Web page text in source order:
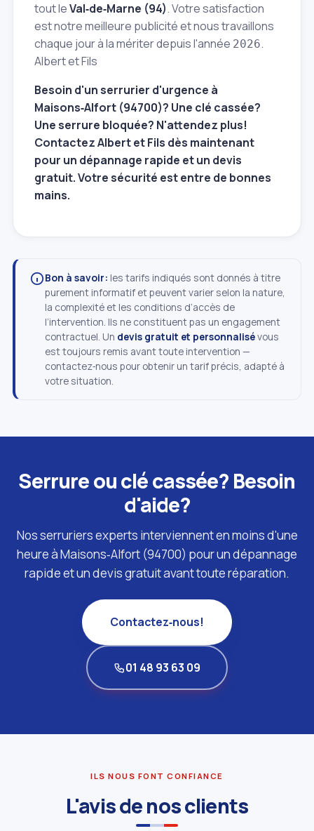
tout leVal‑de‑Marne (94). Votre satisfaction
est notre meilleure publicité et nous travaillons
chaque jour à la mériter depuis l'année 2026.
Albert et Fils
Besoin d'un serrurier d'urgence à
Maisons‑Alfort (94700)? Une clé cassée?
Une serrure bloquée? N'attendez plus!
Contactez Albert et Fils dès maintenant
pour un dépannage rapide et un devis
gratuit. Votre sécurité est entre de bonnes
mains.
Bon à savoir: les tarifs indiqués sont donnés à titre
purement informatif et peuvent varier selon la nature,
la complexité et les conditions d’accès de
l’intervention. Ils ne constituent pas un engagement
contractuel. Un devis gratuit et personnalisévous
est toujours remis avant toute intervention —
contactez‑nous pour obtenir un tarif précis, adapté à
votre situation.
Serrure ou clé cassée? Besoin
d'aide?
Nos serruriers experts interviennent en moins d'une
heure à Maisons‑Alfort (94700) pour un dépannage
rapide et un devis gratuit avant toute réparation.
Contactez‑nous!
01 48 93 63 09
ILS NOUS FONT CONFIANCE
L'avis de nos clients